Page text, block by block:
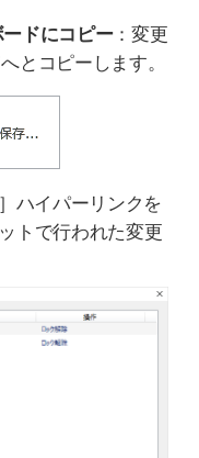
ドにコピー：変更
とコピーします。
ハイパーリンクを
トで行われた変更